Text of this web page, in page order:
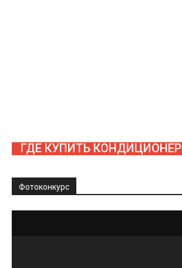
ГДЕ КУПИТЬ КОНДИЦИОНЕР
Фотоконкурс